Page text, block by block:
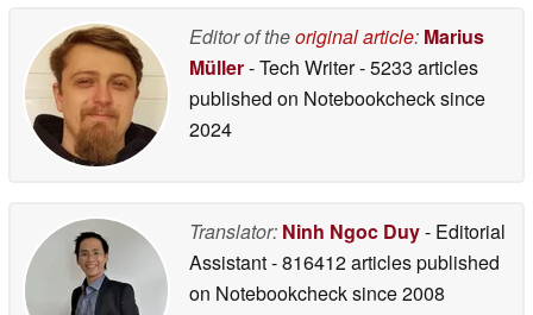
Editor of theoriginal article: Marius
Müller- Tech Writer- 5233 articles
published on Notebookchecksince
2024
Translator: Ninh Ngoc Duy- Editorial
Assistant- 816412 articles published
on Notebookchecksince 2008